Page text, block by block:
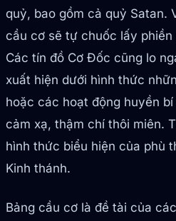
quỷ, bao gồm cả quỷ Satan.
cầu cơ sẽ tự chuốc lấy
Các tín đồ Cơ Đốc cũng lo
xuất hiện dưới hình thức
hoặc các hoạt động huyền
cảm xạ, thậm chí thôi miên.
hình thức biểu hiện của phù
Kinh thánh.
Bảng cầu cơ là đề tài của